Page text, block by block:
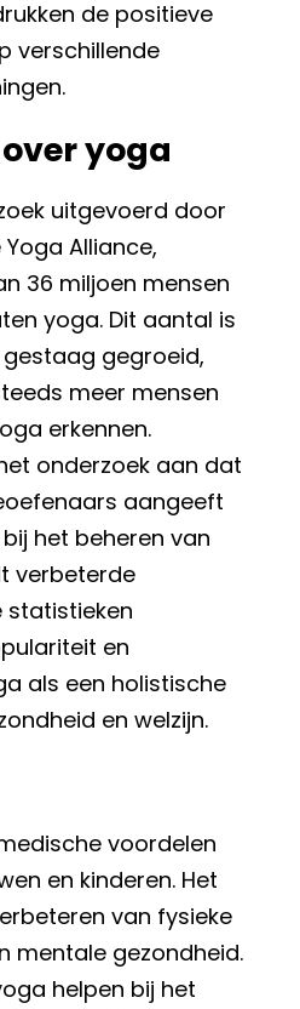
de positieve
verschillende
yoga
uitgevoerd door
Alliance,
36 miljoen mensen
yoga. Dit aantal is
gegroeid,
meer mensen
erkennen.
onderzoek aan dat
aangeeft
het beheren van
verbeterde
statistieken
en
als een holistische
en welzijn.
voordelen
en kinderen. Het
van fysieke
mentale gezondheid.
helpen bij het